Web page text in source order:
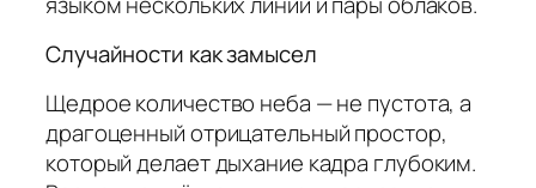
Случайности как замысел
Щедрое количество неба — не пустота, а
драгоценный отрицательный простор,
который делает дыхание кадра глубоким.